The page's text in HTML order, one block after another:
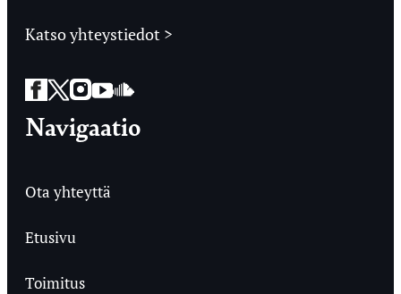
Katso yhteystiedot >
Facebook
Twitter
Instagram
YouTube
SoundCloud
Navigaatio
Ota yhteyttä
Etusivu
Toimitus